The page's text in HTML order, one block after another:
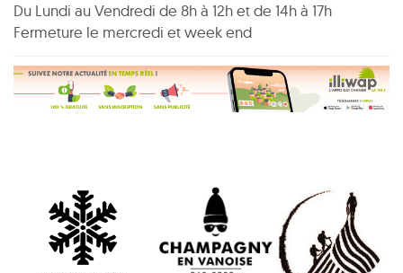
Du Lundi au Vendredi de 8h à 12h et de 14h à 17h
Fermeture le mercredi et week end